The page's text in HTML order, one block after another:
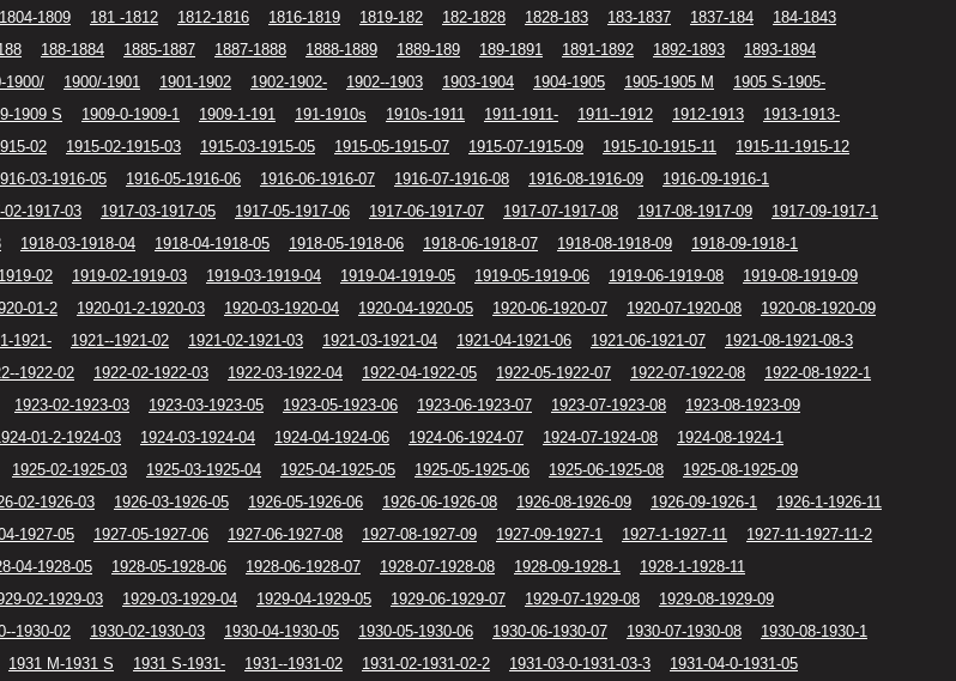
1804-1809 181 -1812 1812-1816 1816-1819 1819-182 182-1828 1828-183 183-1837 1837-184
184-1843
188-1884 1885-1887 1887-1888 1888-1889 1889-189 189-1891 1891-1892 1892-1893
1893-1894
1900/ 1900/-1901 1901-1902 1902-1902- 1902--1903 1903-1904 1904-1905 1905-1905 M
1905 S-1905-
1909 S 1909-0-1909-1 1909-1-191 191-1910s 1910s-1911 1911-1911- 1911--1912 1912-1913
1913-1913-
02 1915-02-1915-03 1915-03-1915-05 1915-05-1915-07 1915-07-1915-09 1915-10-1915-11
1915-11-1915-12
03-1916-05 1916-05-1916-06 1916-06-1916-07 1916-07-1916-08 1916-08-1916-09
1916-09-1916-1
02-1917-03 1917-03-1917-05 1917-05-1917-06 1917-06-1917-07 1917-07-1917-08 1917-08-1917-09
1917-09-1917-1
1918-03-1918-04 1918-04-1918-05 1918-05-1918-06 1918-06-1918-07 1918-08-1918-09
1918-09-1918-1
02 1919-02-1919-03 1919-03-1919-04 1919-04-1919-05 1919-05-1919-06 1919-06-1919-08
1919-08-1919-09
01-2 1920-01-2-1920-03 1920-03-1920-04 1920-04-1920-05 1920-06-1920-07 1920-07-1920-08
1920-08-1920-09
1921- 1921--1921-02 1921-02-1921-03 1921-03-1921-04 1921-04-1921-06 1921-06-1921-07
1921-08-1921-08-3
1922-02 1922-02-1922-03 1922-03-1922-04 1922-04-1922-05 1922-05-1922-07 1922-07-1922-08
1922-08-1922-1
1923-02-1923-03 1923-03-1923-05 1923-05-1923-06 1923-06-1923-07 1923-07-1923-08
1923-08-1923-09
01-2-1924-03 1924-03-1924-04 1924-04-1924-06 1924-06-1924-07 1924-07-1924-08
1924-08-1924-1
1925-02-1925-03 1925-03-1925-04 1925-04-1925-05 1925-05-1925-06 1925-06-1925-08
1925-08-1925-09
02-1926-03 1926-03-1926-05 1926-05-1926-06 1926-06-1926-08 1926-08-1926-09 1926-09-1926-1
1926-1-1926-11
1927-05 1927-05-1927-06 1927-06-1927-08 1927-08-1927-09 1927-09-1927-1 1927-1-1927-11
1927-11-1927-11-2
04-1928-05 1928-05-1928-06 1928-06-1928-07 1928-07-1928-08 1928-09-1928-1
1928-1-1928-11
02-1929-03 1929-03-1929-04 1929-04-1929-05 1929-06-1929-07 1929-07-1929-08
1929-08-1929-09
1930-02 1930-02-1930-03 1930-04-1930-05 1930-05-1930-06 1930-06-1930-07 1930-07-1930-08
1930-08-1930-1
1931 M-1931 S 1931 S-1931- 1931--1931-02 1931-02-1931-02-2 1931-03-0-1931-03-3
1931-04-0-1931-05